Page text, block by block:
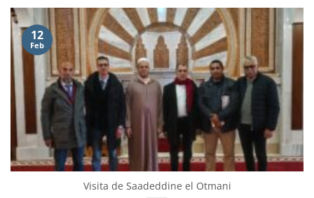
Visita de Saadeddine el Otmani
12
Feb